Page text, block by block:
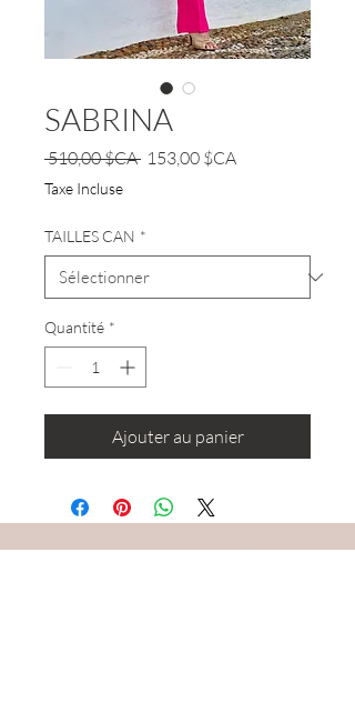
SABRINA
510,00 $CA Prix
153,00 $CAPrix
Taxe Incluse
TAILLES CAN *
Quantité *
Ajouter au panier
RESTEZ CONNECTÉ·E